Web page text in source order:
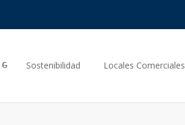
Sostenibilidad Locales Comerciales